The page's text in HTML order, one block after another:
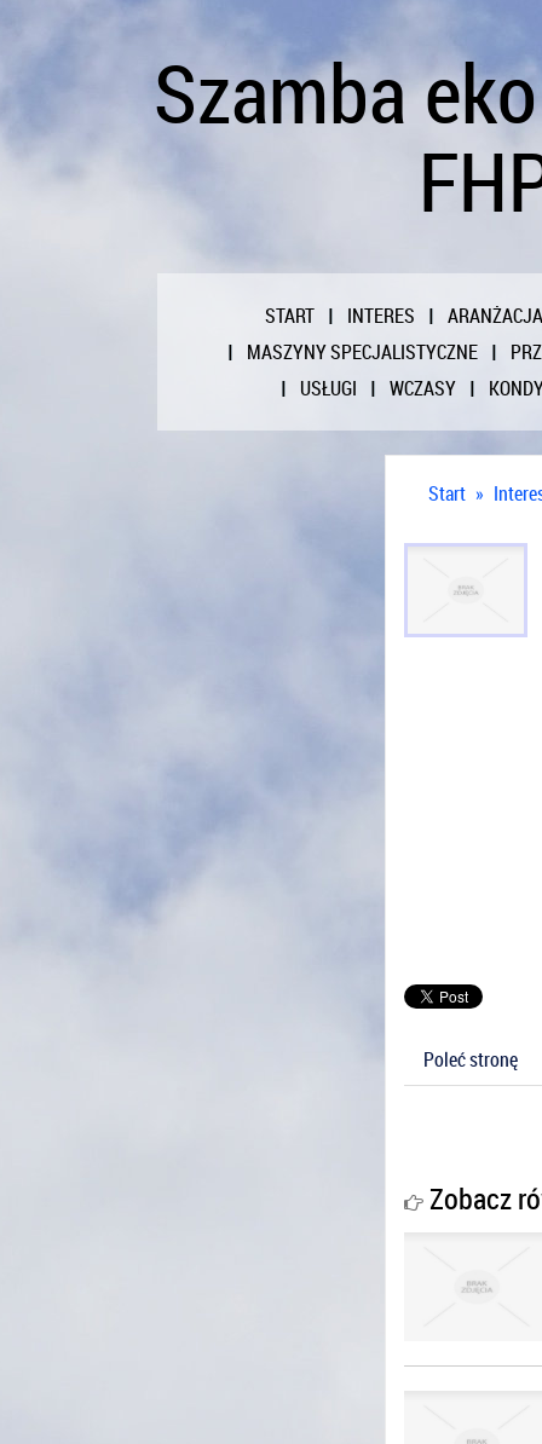
Szamba
START INTERES
ARANŻACJA
MASZYNY SPECJALISTYCZNE
USŁUGI
WCZASY
Start »
Poleć stronę
Zobacz